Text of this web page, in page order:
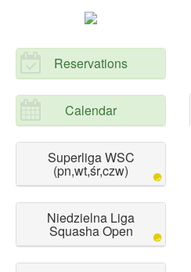
Reservations
Calendar
Superliga WSC
(pn,wt,śr,czw)
Niedzielna Liga
Squasha Open